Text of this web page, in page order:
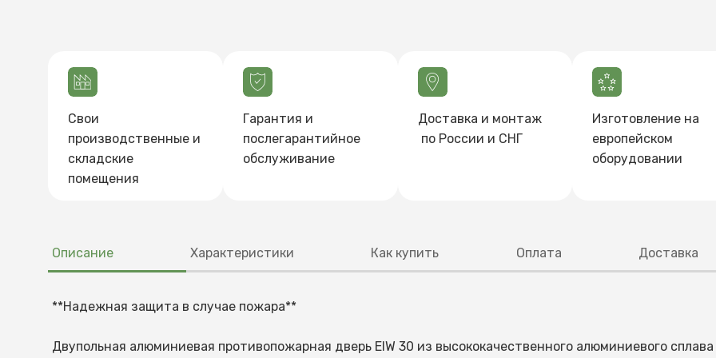
Свои
производственные и
складские
помещения
Гарантия и
послегарантийное
обслуживание
Доставка и монтаж
по России и СНГ
Изготовление на
европейском
оборудовании
Описание Характеристики Как купить Оплата Доставка
**Надежная защита в случае пожара**
Двупольная алюминиевая противопожарная дверь EIW 30 из высококачественного алюминиевого сплава
Характеристики
Как купить
- можете нам набрать по номеру телефона и вам ответит первый освободившийся специалист отдела
Способы оплаты
После утверждения вашего заказа мы выставим счет, в котором будут указаны все позиции вашего
Доставка
1. Доставка нашим транспортом